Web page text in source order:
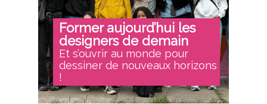
Former aujourd’hui les
designers de demain
Et s’ouvrir au monde pour
dessiner de nouveaux horizons
!